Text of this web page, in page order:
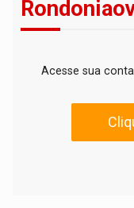
Acesse sua